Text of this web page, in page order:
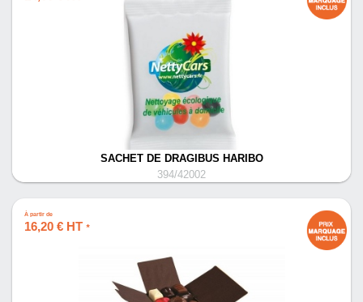
SACHET DE DRAGIBUS HARIBO
394/42002
À partir de
16,20 € HT *